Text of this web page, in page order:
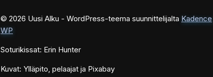
© 2026 Uusi Alku - WordPress-teema suunnittelijalta Kadence
WP
Soturikissat: Erin Hunter
Kuvat: Ylläpito, pelaajat ja Pixabay